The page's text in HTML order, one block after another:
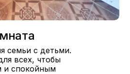
семьи с детьми.
всех, чтобы
и спокойным